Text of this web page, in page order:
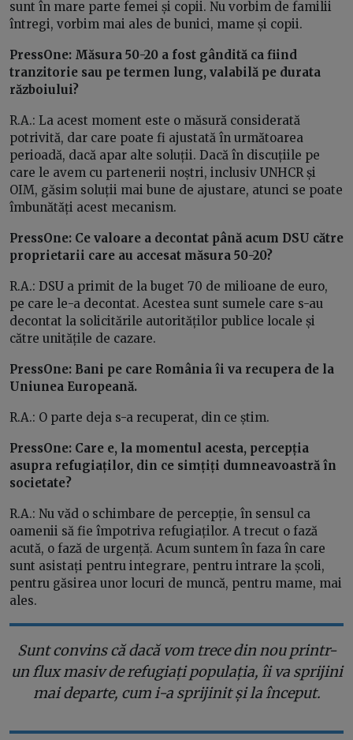
sunt în mare parte femei și copii. Nu vorbim de familii
întregi, vorbim mai ales de bunici, mame și copii.
PressOne: Măsura 50-20 a fost gândită ca fiind
tranzitorie sau pe termen lung, valabilă pe durata
războiului?
R.A.: La acest moment este o măsură considerată
potrivită, dar care poate fi ajustată în următoarea
perioadă, dacă apar alte soluții. Dacă în discuțiile pe
care le avem cu partenerii noștri, inclusiv UNHCR și
OIM, găsim soluții mai bune de ajustare, atunci se poate
îmbunătăți acest mecanism.
PressOne: Ce valoare a decontat până acum DSU către
proprietarii care au accesat măsura 50-20?
R.A.: DSU a primit de la buget 70 de milioane de euro,
pe care le-a decontat. Acestea sunt sumele care s-au
decontat la solicitările autorităților publice locale și
către unitățile de cazare.
PressOne: Bani pe care România îi va recupera de la
Uniunea Europeană.
R.A.: O parte deja s-a recuperat, din ce știm.
PressOne: Care e, la momentul acesta, percepția
asupra refugiaților, din ce simțiți dumneavoastră în
societate?
R.A.: Nu văd o schimbare de percepție, în sensul ca
oamenii să fie împotriva refugiaților. A trecut o fază
acută, o fază de urgență. Acum suntem în faza în care
sunt asistați pentru integrare, pentru intrare la școli,
pentru găsirea unor locuri de muncă, pentru mame, mai
ales.
Sunt convins că dacă vom trece din nou printr-
un flux masiv de refugiați populația, îi va sprijini
mai departe, cum i-a sprijinit și la început.